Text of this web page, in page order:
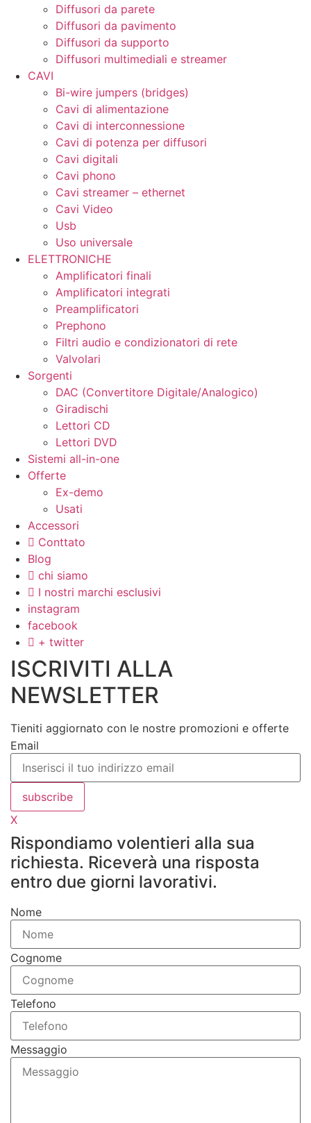
Diffusori da parete
Diffusori da pavimento
Diffusori da supporto
Diffusori multimediali e streamer
CAVI
Bi-wire jumpers (bridges)
Cavi di alimentazione
Cavi di interconnessione
Cavi di potenza per diffusori
Cavi digitali
Cavi phono
Cavi streamer – ethernet
Cavi Video
Usb
Uso universale
ELETTRONICHE
Amplificatori finali
Amplificatori integrati
Preamplificatori
Prephono
Filtri audio e condizionatori di rete
Valvolari
Sorgenti
DAC (Convertitore Digitale/Analogico)
Giradischi
Lettori CD
Lettori DVD
Sistemi all-in-one
Offerte
Ex-demo
Usati
Accessori
Conttato
Blog
chi siamo
I nostri marchi esclusivi
instagram
facebook
+ twitter
ISCRIVITI ALLA
NEWSLETTER
Tieniti aggiornato con le nostre promozioni e offerte
Email
subscribe
X
Rispondiamo volentieri alla sua
richiesta. Riceverà una risposta
entro due giorni lavorativi.
Nome
Cognome
Telefono
Messaggio